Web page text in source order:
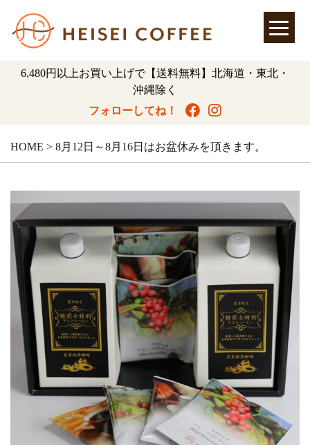
6,480円以上お買い上げで【送料無料】北海道・東北・
沖縄除く
フォローしてね！
HOME > 8月12日～8月16日はお盆休みを頂きます。